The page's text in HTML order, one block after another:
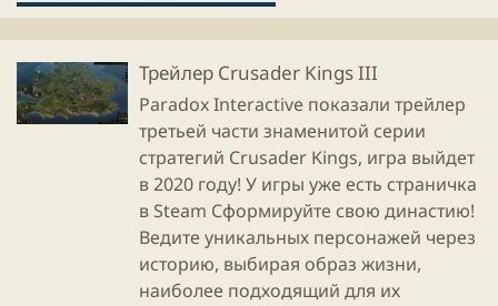
Трейлер Crusader Kings III
Paradox Interactive показали трейлер
третьей части знаменитой серии
стратегий Crusader Kings, игра выйдет
в 2020 году! У игры уже есть страничка
в Steam Сформируйте свою династию!
Ведите уникальных персонажей через
историю, выбирая образ жизни,
наиболее подходящий для их